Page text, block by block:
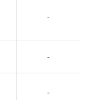
-
-
-